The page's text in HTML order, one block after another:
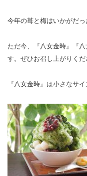
今年の苺と梅はいかがだっ
ただ今、『八女金時』『
す。ぜひお召し上がりくだ
『八女金時』は小さなサイ